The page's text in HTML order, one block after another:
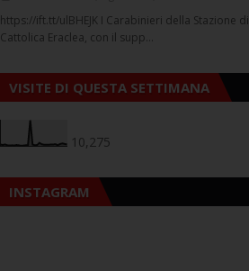
https://ift.tt/ulBHEJK I Carabinieri della Stazione di
Cattolica Eraclea, con il supp…
VISITE DI QUESTA SETTIMANA
10,275
INSTAGRAM